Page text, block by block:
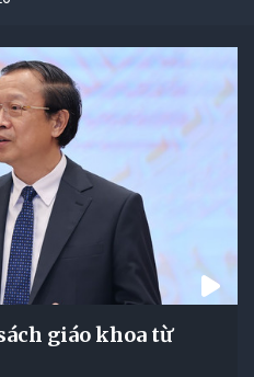
giáo khoa từ